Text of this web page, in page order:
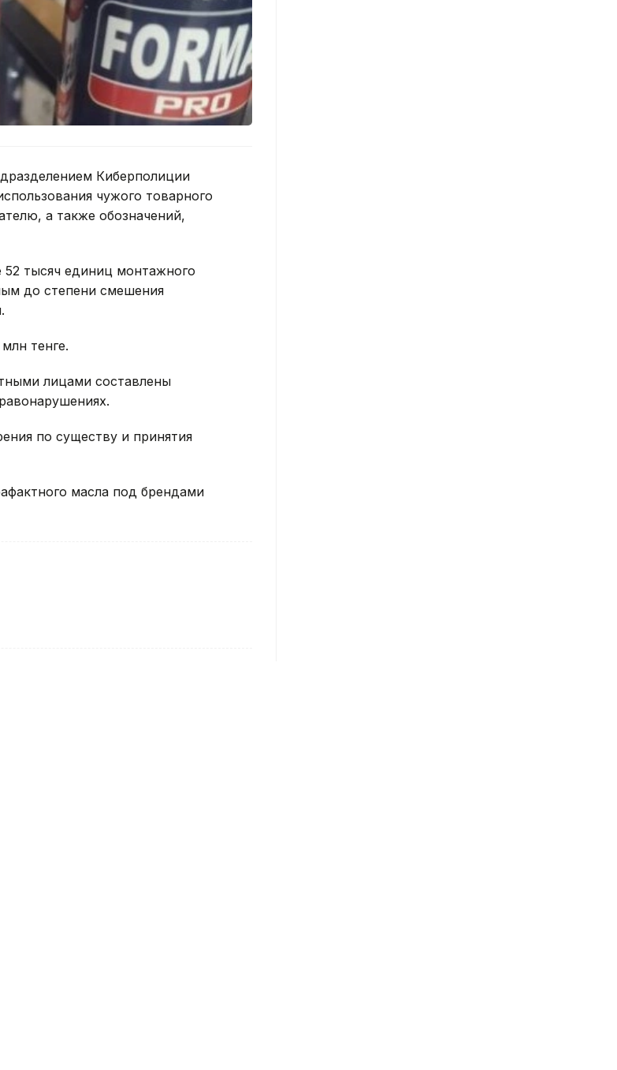
Киберполиции
чужого товарного
а также обозначений,
52 тысяч единиц монтажного
до степени смешения
тенге.
лицами составлены
по существу и принятия
масла под брендами